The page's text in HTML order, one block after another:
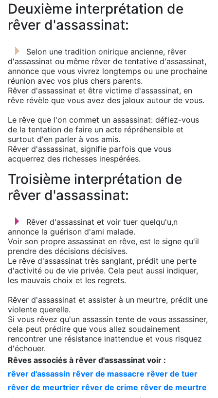
Deuxième interprétation de
rêver d'assassinat:
Selon une tradition onirique ancienne, rêver
d'assassinat ou même rêver de tentative d'assassinat,
annonce que vous vivrez longtemps ou une prochaine
réunion avec vos plus chers parents.
Rêver d'assassinat et être victime d'assassinat, en
rêve révèle que vous avez des jaloux autour de vous.
Le rêve que l'on commet un assassinat: défiez-vous
de la tentation de faire un acte répréhensible et
surtout d'en parler à vos amis.
Rêver d'assassinat, signifie parfois que vous
acquerrez des richesses inespérées.
Troisième interprétation de
rêver d'assassinat:
Rêver d'assassinat et voir tuer quelqu'u,n
annonce la guérison d'ami malade.
Voir son propre assassinat en rêve, est le signe qu'il
prendre des décisions décisives.
Le rêve d'assassinat très sanglant, prédit une perte
d'activité ou de vie privée. Cela peut aussi indiquer,
les mauvais choix et les regrets.
Rêver d'assassinat et assister à un meurtre, prédit une
violente querelle.
Si vous rêvez qu'un assassin tente de vous assassiner,
cela peut prédire que vous allez soudainement
rencontrer une résistance inattendue et vous risquez
d'échouer.
Rêves associés à rêver d'assassinat voir :
rêver d'assassin rêver de massacre rêver de tuer
rêver de meurtrier rêver de crime rêver de meurtre